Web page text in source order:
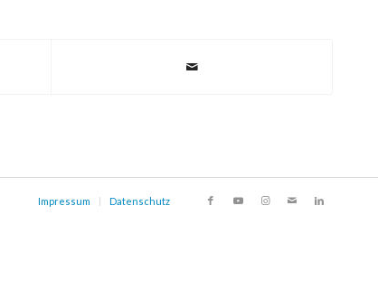
Impressum Datenschutz